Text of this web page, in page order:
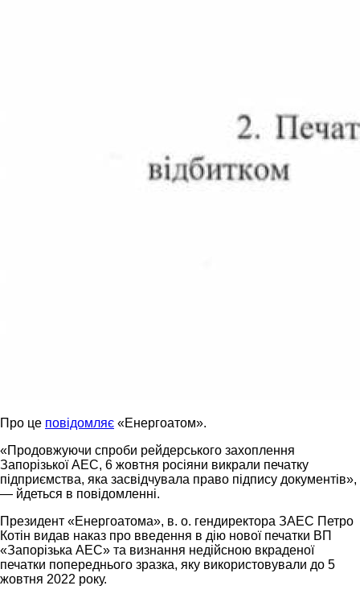
Про це повідомляє «Енергоатом».
«Продовжуючи спроби рейдерського захоплення
Запорізької АЕС, 6 жовтня росіяни викрали печатку
підприємства, яка засвідчувала право підпису документів»,
— йдеться в повідомленні.
Президент «Енергоатома», в. о. гендиректора ЗАЕС Петро
Котін видав наказ про введення в дію нової печатки ВП
«Запорізька АЕС» та визнання недійсною вкраденої
печатки попереднього зразка, яку використовували до 5
жовтня 2022 року.